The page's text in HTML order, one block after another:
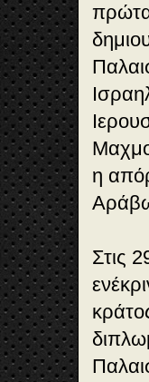
πρώτα
η
Στις